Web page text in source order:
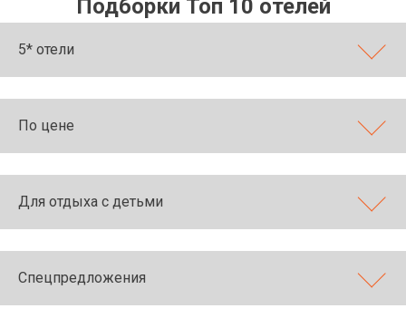
Подборки Топ 10 отелей
5* отели
По цене
Для отдыха с детьми
Спецпредложения